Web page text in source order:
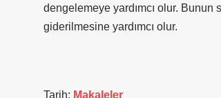
dengelemeye yardımcı olur. Bunun
giderilmesine yardımcı olur.
Tarih: Makaleler